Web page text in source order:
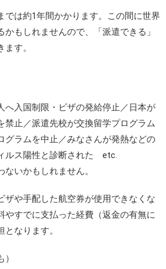
では約1年間かかります。この間に世界
かもしれませんので、「派遣できる」
す。
へ入国制限・ビザの発給停止／日本が
禁止／派遣先校が交換留学プログラム
グラムを中止／みなさんが発熱などの
ルス陽性と診断された etc.
いかもしれません。
ザや手配した航空券が使用できなくな
やすでに支払った経費（返金の有無に
なります。